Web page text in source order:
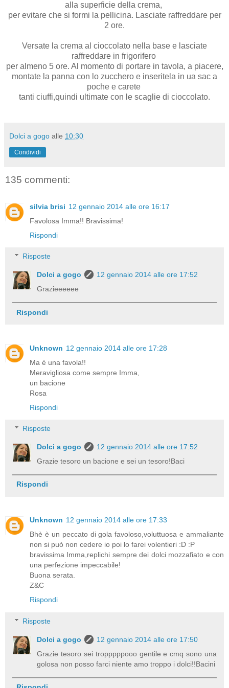
alla superficie della crema,
per evitare che si formi la pellicina. Lasciate raffreddare per
2 ore.
Versate la crema al cioccolato nella base e lasciate
raffreddare in frigorifero
per almeno 5 ore. Al momento di portare in tavola, a piacere,
montate la panna con lo zucchero e inseritela in ua sac a
poche e carete
tanti ciuffi,quindi ultimate con le scaglie di cioccolato.
Dolci a gogo alle 10:30
Condividi
135 commenti:
silvia brisi 12 gennaio 2014 alle ore 16:17
Favolosa Imma!! Bravissima!
Rispondi
Risposte
Dolci a gogo
12 gennaio 2014 alle ore 17:52
Grazieeeeee
Rispondi
Unknown 12 gennaio 2014 alle ore 17:28
Ma è una favola!!
Meravigliosa come sempre Imma,
un bacione
Rosa
Rispondi
Risposte
Dolci a gogo
12 gennaio 2014 alle ore 17:52
Grazie tesoro un bacione e sei un tesoro!Baci
Rispondi
Unknown 12 gennaio 2014 alle ore 17:33
Bhè è un peccato di gola favoloso,voluttuosa e ammaliante
non si può non cedere io poi lo farei volentieri :D :P
bravissima Imma,replichi sempre dei dolci mozzafiato e con
una perfezione impeccabile!
Buona serata.
Z&C
Rispondi
Risposte
Dolci a gogo
12 gennaio 2014 alle ore 17:50
Grazie tesoro sei tropppppooo gentile e cmq sono una
golosa non posso farci niente amo troppo i dolci!!Bacini